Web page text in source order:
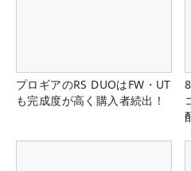
プロギアのRS DUOはFW・UT
も完成度が高く購入者続出！